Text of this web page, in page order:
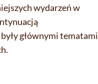
wydarzeń w
głównymi tematami